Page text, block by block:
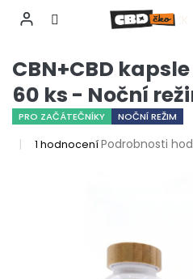
na
obsah
CZK
CBN+CBD
60 ks - Noční
PRO ZAČÁTEČNÍKY NOČNÍ REŽIM
Průměrné
1 hodnoceníPodrobnosti